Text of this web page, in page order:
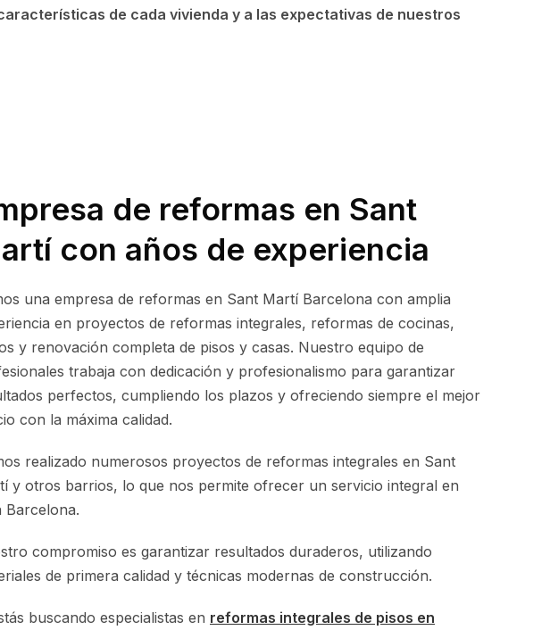
de cada vivienda y a las expectativas de nuestros
de reformas en Sant
con años de experiencia
una empresa de reformas en Sant Martí Barcelona con amplia
en proyectos de reformas integrales, reformas de cocinas,
y renovación completa de pisos y casas. Nuestro equipo de
trabaja con dedicación y profesionalismo para garantizar
perfectos, cumpliendo los plazos y ofreciendo siempre el mejor
con la máxima calidad.
realizado numerosos proyectos de reformas integrales en Sant
y otros barrios, lo que nos permite ofrecer un servicio integral en
Barcelona.
compromiso es garantizar resultados duraderos, utilizando
de primera calidad y técnicas modernas de construcción.
buscando especialistas en reformas integrales de pisos en